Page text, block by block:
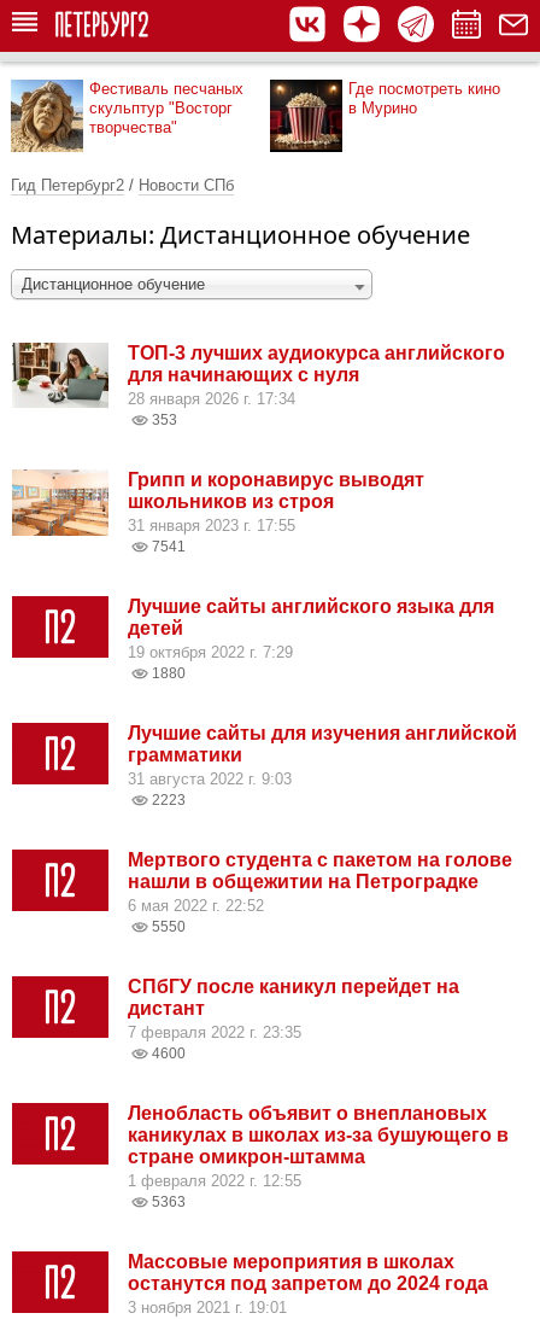
Фестиваль песчаных
скульптур "Восторг
творчества"
Где посмотреть кино
в Мурино
Гид Петербург2 / Новости СПб
Материалы: Дистанционное обучение
Дистанционное обучение
ТОП-3 лучших аудиокурса английского
для начинающих с нуля
28 января 2026 г. 17:34
353
Грипп и коронавирус выводят
школьников из строя
31 января 2023 г. 17:55
7541
Лучшие сайты английского языка для
детей
19 октября 2022 г. 7:29
1880
Лучшие сайты для изучения английской
грамматики
31 августа 2022 г. 9:03
2223
Мертвого студента с пакетом на голове
нашли в общежитии на Петроградке
6 мая 2022 г. 22:52
5550
СПбГУ после каникул перейдет на
дистант
7 февраля 2022 г. 23:35
4600
Ленобласть объявит о внеплановых
каникулах в школах из-за бушующего в
стране омикрон-штамма
1 февраля 2022 г. 12:55
5363
Массовые мероприятия в школах
останутся под запретом до 2024 года
3 ноября 2021 г. 19:01